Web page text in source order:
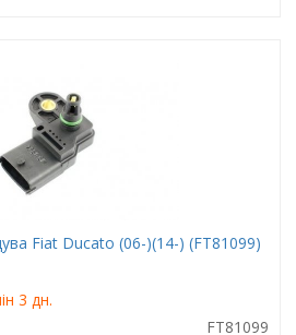
Fiat Ducato (06-)(14-) (FT81099)
3 дн.
FT81099